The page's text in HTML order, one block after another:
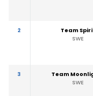
2
Team
SWE
3
Team
SWE